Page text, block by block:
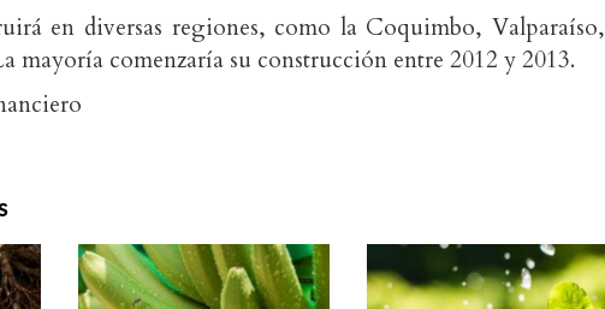
en diversas regiones, como la Coquimbo, Valparaíso,
mayoría comenzaría su construcción entre 2012 y 2013.